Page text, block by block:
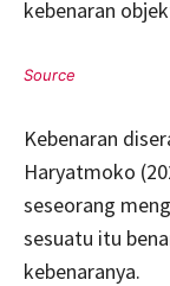
kebenaran
Kebenaran
Haryatmoko
seseorang
sesuatu itu
kebenaranya.